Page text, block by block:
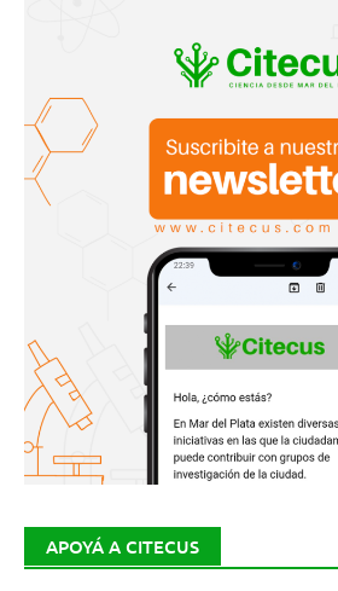
APOYÁ A CITECUS